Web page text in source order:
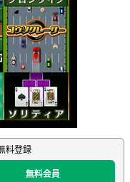
料登録
無料会員